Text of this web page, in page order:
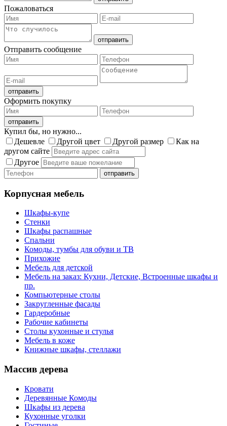
Пожаловаться
Отправить сообщение
Оформить покупку
Купил бы, но нужно...
Дешевле
Другой цвет Другой размер
Как на
другом сайте
Другое
Корпусная мебель
Шкафы-купе
Стенки
Шкафы распашные
Спальни
Комоды, тумбы для обуви и ТВ
Прихожие
Мебель для детской
Мебель на заказ: Кухни, Детские, Встроенные шкафы и
пр.
Компьютерные столы
Закругленные фасады
Гардеробные
Рабочие кабинеты
Столы кухонные и стулья
Мебель в коже
Книжные шкафы, стеллажи
Массив дерева
Кровати
Деревянные Комоды
Шкафы из дерева
Кухонные уголки